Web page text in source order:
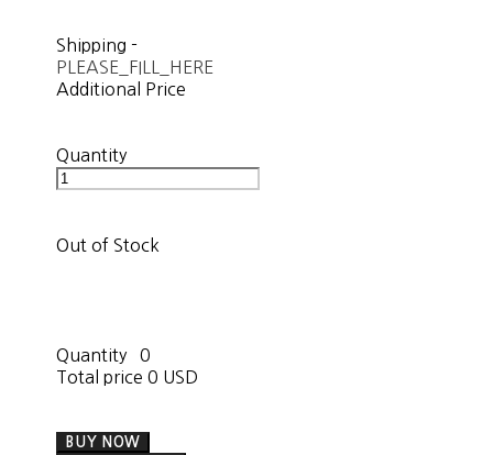
Shipping-
PLEASE_FILL_HERE
Additional Price
Quantity
Out of Stock
Quantity
0
Total price 0 USD
BUY NOW